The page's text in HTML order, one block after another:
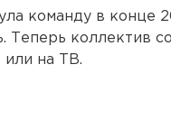
команду в конце
Теперь коллектив
или на ТВ.